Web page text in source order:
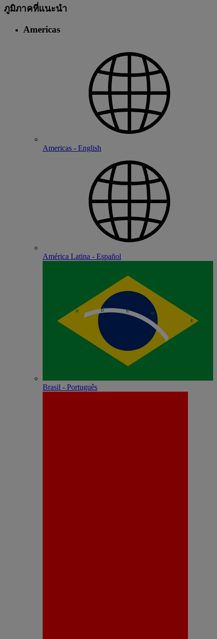
ภูมิภาคที่แนะนํา
Americas
Americas - English
América Latina - Español
Brasil - Português